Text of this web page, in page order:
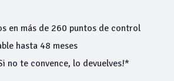
en más de 260 puntos de control
hasta 48 meses
no te convence, lo devuelves!*